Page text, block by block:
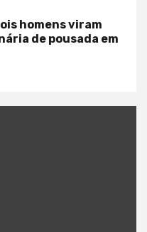
homens viram
de pousada em